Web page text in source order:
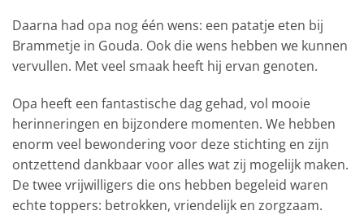
Daarna had opa nog één wens: een patatje eten bij
Brammetje in Gouda. Ook die wens hebben we kunnen
vervullen. Met veel smaak heeft hij ervan genoten.
Opa heeft een fantastische dag gehad, vol mooie
herinneringen en bijzondere momenten. We hebben
enorm veel bewondering voor deze stichting en zijn
ontzettend dankbaar voor alles wat zij mogelijk maken.
De twee vrijwilligers die ons hebben begeleid waren
echte toppers: betrokken, vriendelijk en zorgzaam.